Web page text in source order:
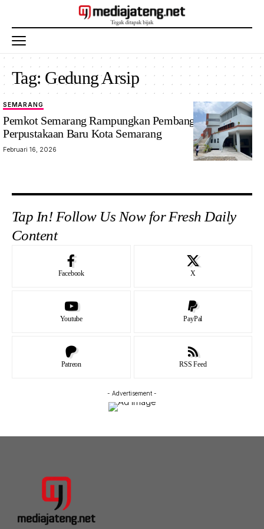
Tag: Gedung Arsip
SEMARANG
Pemkot Semarang Rampungkan Pembangunan
Perpustakaan Baru Kota Semarang
Februari 16, 2026
Tap In! Follow Us Now for Fresh Daily
Content
Facebook X
Youtube PayPal
Patreon RSS Feed
- Advertisement -